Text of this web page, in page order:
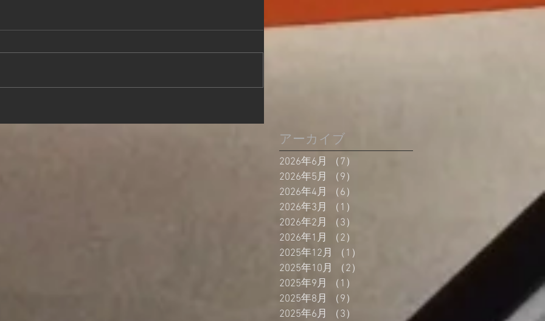
アーカイブ
2026年6月 （7）
2026年5月
（9）
2026年4月
（6）
2026年3月
（1）
2026年2月
（3）
2026年1月
（2）
2025年12月
（1）
2025年10月
（2）
2025年9月
（1）
2025年8月
（9）
2025年6月
（3）